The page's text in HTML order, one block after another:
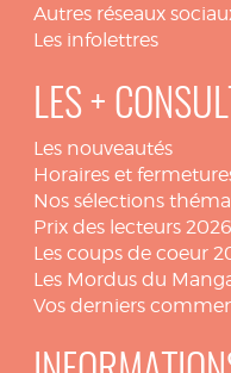
Autres réseaux
Les infolettres
LES +
Les nouveautés
Horaires et
Nos sélections
Prix des lecteurs 2026
Les coups de coeur
Les Mordus du
Vos derniers